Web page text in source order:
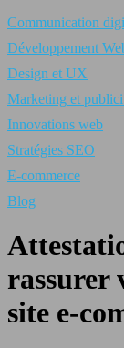
Communication
Développement
Design et UX
Marketing et
Innovations web
Stratégies SEO
E-commerce
Blog
rassurer
site e-